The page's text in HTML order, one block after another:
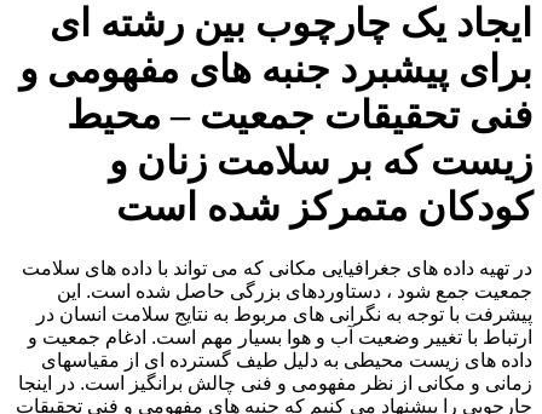
ایجاد یک چارچوب بین رشته ای
برای پیشبرد جنبه های مفهومی و
فنی تحقیقات جمعیت – محیط
زیست که بر سلامت زنان و
کودکان متمرکز شده است
در تهیه داده های جغرافیایی مکانی که می تواند با داده های سلامت
جمعیت جمع شود ، دستاوردهای بزرگی حاصل شده است. این
پیشرفت با توجه به نگرانی های مربوط به نتایج سلامت انسان در
ارتباط با تغییر وضعیت آب و هوا بسیار مهم است. ادغام جمعیت و
داده های زیست محیطی به دلیل طیف گسترده ای از مقیاسهای
زمانی و مکانی از نظر مفهومی و فنی چالش برانگیز است. در اینجا
چارچوبی را پیشنهاد می کنیم که جنبه های مفهومی و فنی تحقیقات